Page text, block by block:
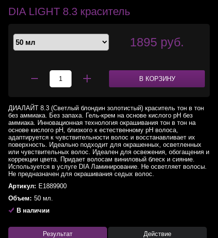
DIA LIGHT 8.3 краситель
1895 руб.
В КОРЗИНУ
ДИАЛАЙТ 8.3 (Светлый блондин золотистый) краситель тон в тон
без аммиака. Без запаха. Гель-крем на основе кислого pH без
аммиака. Инновационная технология окрашивания тон в тон на
основе кислого pH, близкого к естественному pH волоса,
адаптируется к чувствительности волос и восстанавливает их
поверхность. Идеально подходит для окрашенных, осветленных
или чувствительных волос. Идеален для освежения, обогащения и
коррекции цвета. Придает волосам виниловый блеск и сияние.
Используется в услуге DIA Ламинирование. Не осветляет волосы.
Не предназначен для окрашивания седых волос.
Артикул: E1889900
Объем: 50 мл.
В наличии
Результат Действие